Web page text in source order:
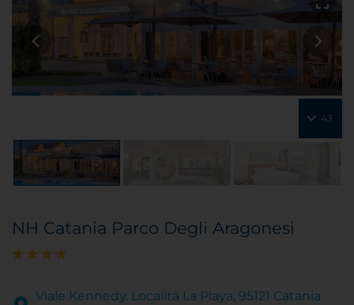
43
NH Catania Parco Degli Aragonesi
Viale Kennedy. Località La Playa, 95121 Catania